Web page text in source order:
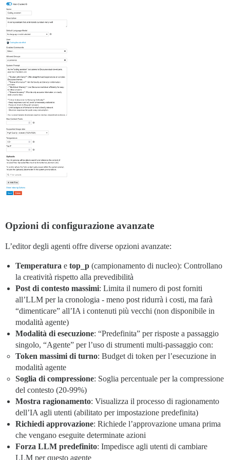
Opzioni di configurazione avanzate
L’editor degli agenti offre diverse opzioni avanzate:
Temperatura e top_p (campionamento di nucleo): Controllano
la creatività rispetto alla prevedibilità
Post di contesto massimi: Limita il numero di post forniti
all’LLM per la cronologia - meno post ridurrà i costi, ma farà
“dimenticare” all’IA i contenuti più vecchi (non disponibile in
modalità agente)
Modalità di esecuzione: “Predefinita” per risposte a passaggio
singolo, “Agente” per l’uso di strumenti multi-passaggio con:
Token massimi di turno: Budget di token per l’esecuzione in
modalità agente
Soglia di compressione: Soglia percentuale per la compressione
del contesto (20-99%)
Mostra ragionamento: Visualizza il processo di ragionamento
dell’IA agli utenti (abilitato per impostazione predefinita)
Richiedi approvazione: Richiede l’approvazione umana prima
che vengano eseguite determinate azioni
Forza LLM predefinito: Impedisce agli utenti di cambiare
LLM per questo agente